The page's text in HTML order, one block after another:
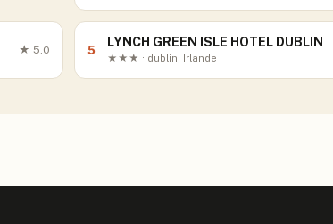
★ 5.0 5
LYNCH GREEN ISLE HOTEL DUBLIN
★★★ · dublin, Irlande